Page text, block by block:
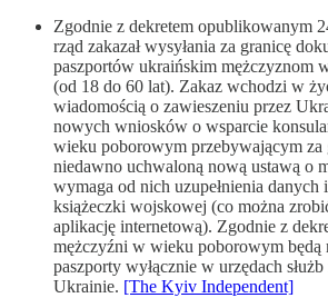
Zgodnie z dekretem opublikowanym
rząd zakazał wysyłania za granicę
paszportów ukraińskim mężczyznom
(od 18 do 60 lat). Zakaz wchodzi w
wiadomością o zawieszeniu przez
nowych wniosków o wsparcie
wieku poborowym przebywającym
niedawno uchwaloną nową ustawą o
wymaga od nich uzupełnienia danych
książeczki wojskowej (co można
aplikację internetową). Zgodnie z
mężczyźni w wieku poborowym będą
paszporty wyłącznie w urzędach
Ukrainie. [The Kyiv Independent]